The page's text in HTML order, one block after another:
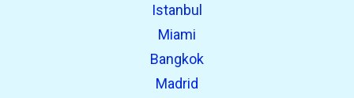
Istanbul
Miami
Bangkok
Madrid